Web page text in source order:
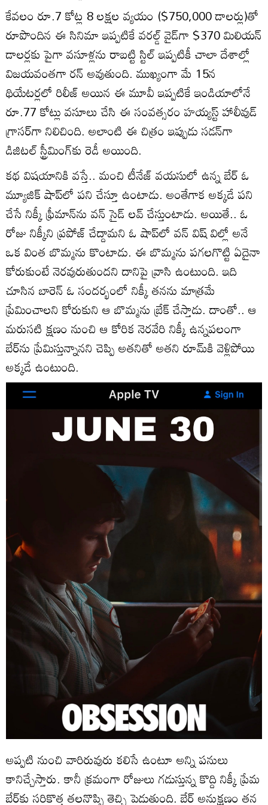
కేవ‌లం రూ.7 కోట్ల 8 ల‌క్ష‌ల వ్య‌యం ($750,000 డాల‌ర్లు)తో
రూపొందిన ఈ సినిమా ఇప్ప‌టికే వ‌ర‌ల్డ్ వైడ్‌గా $370 మిలియ‌న్
డాల‌ర్ల‌కు పైగా వ‌సూళ్ల‌ను రాబ‌ట్టి స్టిల్ ఇప్ప‌టికీ చాలా దేశాల్లో
విజ‌య‌వంత‌గా ర‌న్ అవుతుంది. ముఖ్యంగా మే 15న
థియేట‌ర్ల‌లో రిలీజ్ అయిన ఈ మూవీ ఇప్ప‌టికే ఇండియాలోనే
రూ.77 కోట్లు వ‌సూలు చేసి ఈ సంవ‌త్స‌రం హ‌య్య‌స్ట్ హాలీవుడ్
గ్రాస‌ర్‌గా నిలిచింది. అలాంటి ఈ చిత్రం ఇప్పుడు స‌డ‌న్‌గా
డిజిట‌ల్ స్ట్రీమింగ్‌కు రెడీ అయింది.
క‌థ విష‌యానికి వ‌స్తే.. మంచి టీనేజ్ వ‌య‌సులో ఉన్న బేర్‌ ఓ
మ్యూజిక్ షాప్‌లో ప‌ని చేస్తూ ఉంటాడు. అంతేగాక అక్క‌డే ప‌ని
చేసే నిక్కీ ఫ్రీమాన్‌ను వ‌న్ సైడ్ ల‌వ్ చేస్తుంటాడు. అయితే.. ఓ
రోజు నిక్కీని ప్ర‌పోజ్ చేద్దామ‌ని ఓ షాప్‌లో వన్ విష్ విల్లో అనే
ఒక వింత బొమ్మను కొంటాడు. ఈ బొమ్మ‌ను ప‌గ‌ల‌గొట్టి ఏదైనా
కోరుకుంటే నెర‌వురుతుంద‌ని దానిపై వ్రాసి ఉంటుంది. ఇది
చూసిన బారెన్ ఓ సంద‌ర్భంలో నిక్కీ త‌న‌ను మాత్ర‌మే
ప్రేమించాల‌ని కోరుకుని ఆ బొమ్మ‌ను బ్రేక్ చేస్తాడు. దాంతో.. ఆ
మ‌రుస‌టి క్ష‌ణం నుంచి ఆ కోరిక నెర‌వేరి నిక్కీ ఉన్న‌ప‌లంగా
బేర్‌ను ప్రేమిస్తున్నాన‌ని చెప్పి అత‌నితో అత‌ని రూమ్‌కి వెళ్లిపోయి
అక్క‌డే ఉంటుంది.
అప్ప‌టి నుంచి వారిరువురు క‌లిసే ఉంటూ అన్ని ప‌నులు
కానిచ్చేస్తారు. కానీ క్ర‌మంగా రోజులు గ‌డుస్తున్న కొద్ది నిక్కీ ప్రేమ
బేర్‌కు స‌రికొత్త త‌ల‌నొప్పి తెచ్చి పెడుతుంది. బేర్ అనుక్ష‌ణం త‌న